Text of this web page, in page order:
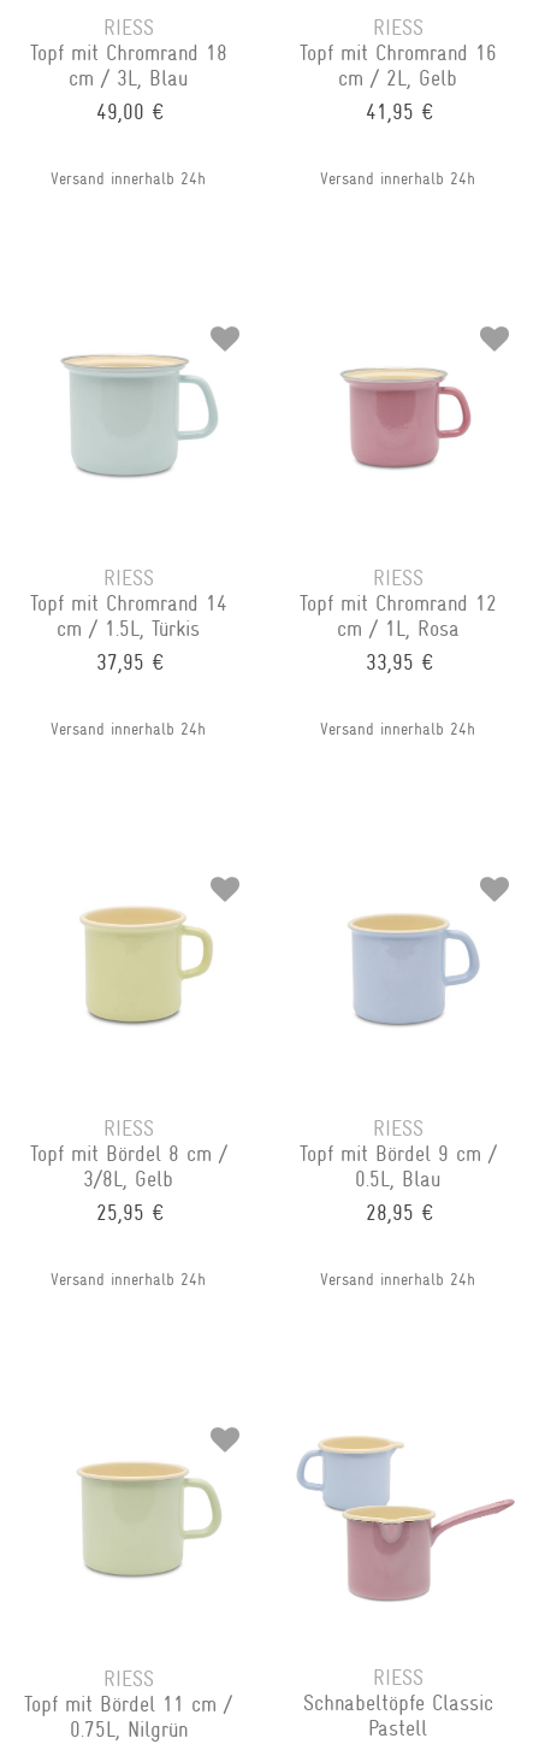
RIESS
Topf mit Chromrand 18
cm / 3L, Blau
49,00 €
Versand innerhalb 24h
RIESS
Topf mit Chromrand 16
cm / 2L, Gelb
41,95 €
Versand innerhalb 24h
RIESS
Topf mit Chromrand 14
cm / 1.5L, Türkis
37,95 €
Versand innerhalb 24h
RIESS
Topf mit Chromrand 12
cm / 1L, Rosa
33,95 €
Versand innerhalb 24h
RIESS
Topf mit Bördel 8 cm /
3/8L, Gelb
25,95 €
Versand innerhalb 24h
RIESS
Topf mit Bördel 9 cm /
0.5L, Blau
28,95 €
Versand innerhalb 24h
RIESS
Topf mit Bördel 11 cm /
0.75L, Nilgrün
RIESS
Schnabeltöpfe Classic
Pastell